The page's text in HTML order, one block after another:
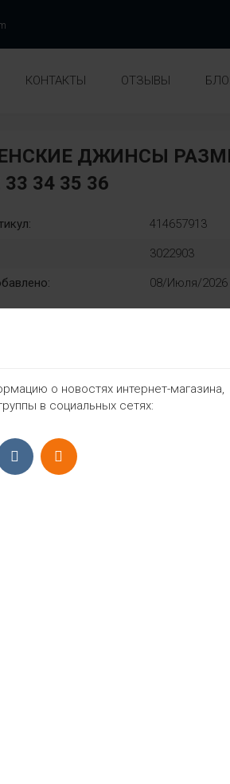
КОНТАКТЫ ОТЗЫВЫ
ДЖИНСЫ
33 34 35 36
414657913
3022903
08/Июля/2026
ЗАКАЗОВ С 9:00-22:00,
о новостях интернет-магазина,
в социальных сетях: